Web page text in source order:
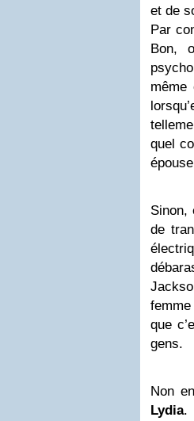
et de
Par
Bon,
même
quel
Sinon,
de
que
gens.
Non
Lydia.